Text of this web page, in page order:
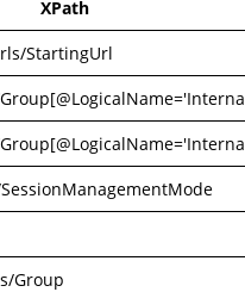
XPath
StartingUrl
Group